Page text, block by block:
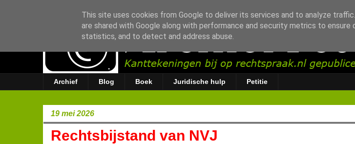
Archief Blog Boek Juridische hulp Petitie
19 mei 2026
Rechtsbijstand van NVJ
This site uses cookies from Google to deliver its services and to analyze
are shared with Google along with performance and security metrics to ensure
statistics, and to detect and address abuse.